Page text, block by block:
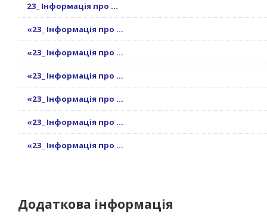
23_ Інформація про ...
«23_ Інформація про ...
«23_ Інформація про ...
«23_ Інформація про ...
«23_ Інформація про ...
«23_ Інформація про ...
«23_ Інформація про ...
Додаткова інформація